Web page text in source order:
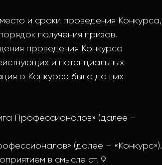
и сроки проведения Конкурса,
получения призов.
проведения Конкурса
и потенциальных
о Конкурсе была до них
Профессионалов» (далее –
(далее – «Конкурс»).
в смысле ст. 9